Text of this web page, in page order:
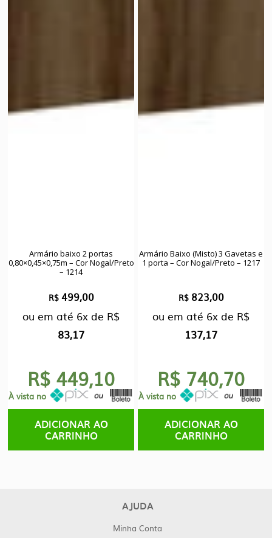
Armário baixo 2 portas
0,80×0,45×0,75m – Cor Nogal/Preto
– 1214
R$ 499,00
ou em até 6x de R$
83,17
R$ 449,10
À vista no
ADICIONAR AO
CARRINHO
Armário Baixo (Misto) 3 Gavetas e
1 porta – Cor Nogal/Preto – 1217
R$ 823,00
ou em até 6x de R$
137,17
R$ 740,70
À vista no
ADICIONAR AO
CARRINHO
AJUDA
Minha Conta